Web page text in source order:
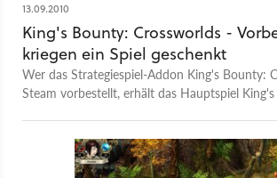
13.09.2010
King's Bounty: Crossworlds -
kriegen ein Spiel geschenkt
Wer das Strategiespiel-Addon King's Bounty:
Steam vorbestellt, erhält das Hauptspiel